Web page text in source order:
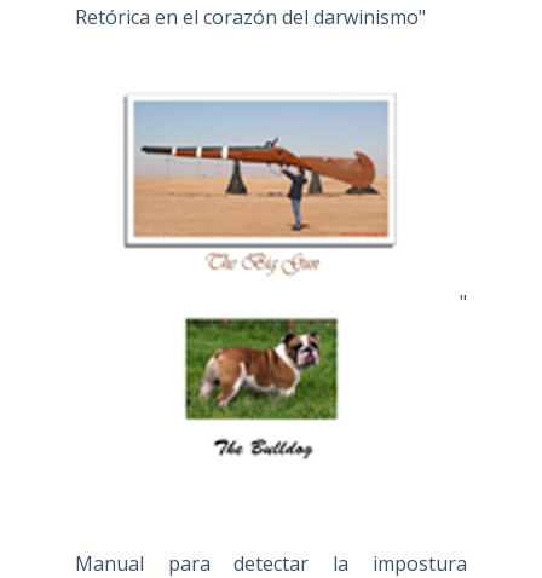
Retórica en el corazón del darwinismo"
"
Manual para detectar la impostura